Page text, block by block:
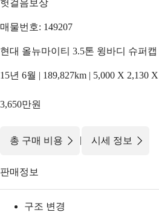
헛걸음보상
매물번호: 149207
현대 올뉴마이티 3.5톤 윙바디 슈퍼캡
15년 6월 | 189,827km | 5,000 X 2,130
3,650만원
총 구매 비용 | 시세 정보
판매정보
구조 변경